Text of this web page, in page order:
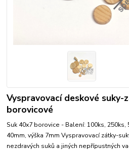
Vyspravovací deskové
borovicové
Suk 40x7 borovice - Balení: 100ks, 250ks,
40mm, výška 7mm Vyspravovací zátky-
nezdravých suků a jiných nepřípustných